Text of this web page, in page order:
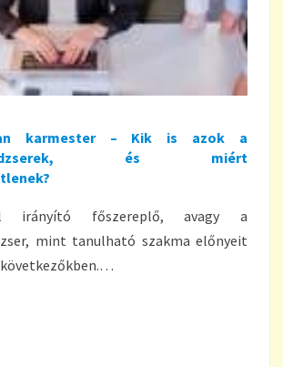
karmester – Kik is azok a
és miért
irányító főszereplő, avagy a
mint tanulható szakma előnyeit